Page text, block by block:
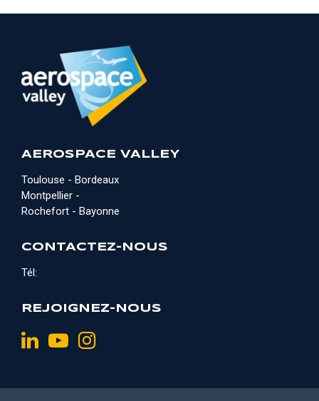
AEROSPACE VALLEY
Toulouse - Bordeaux
Montpellier -
Rochefort - Bayonne
CONTACTEZ-NOUS
Tél:
REJOIGNEZ-NOUS